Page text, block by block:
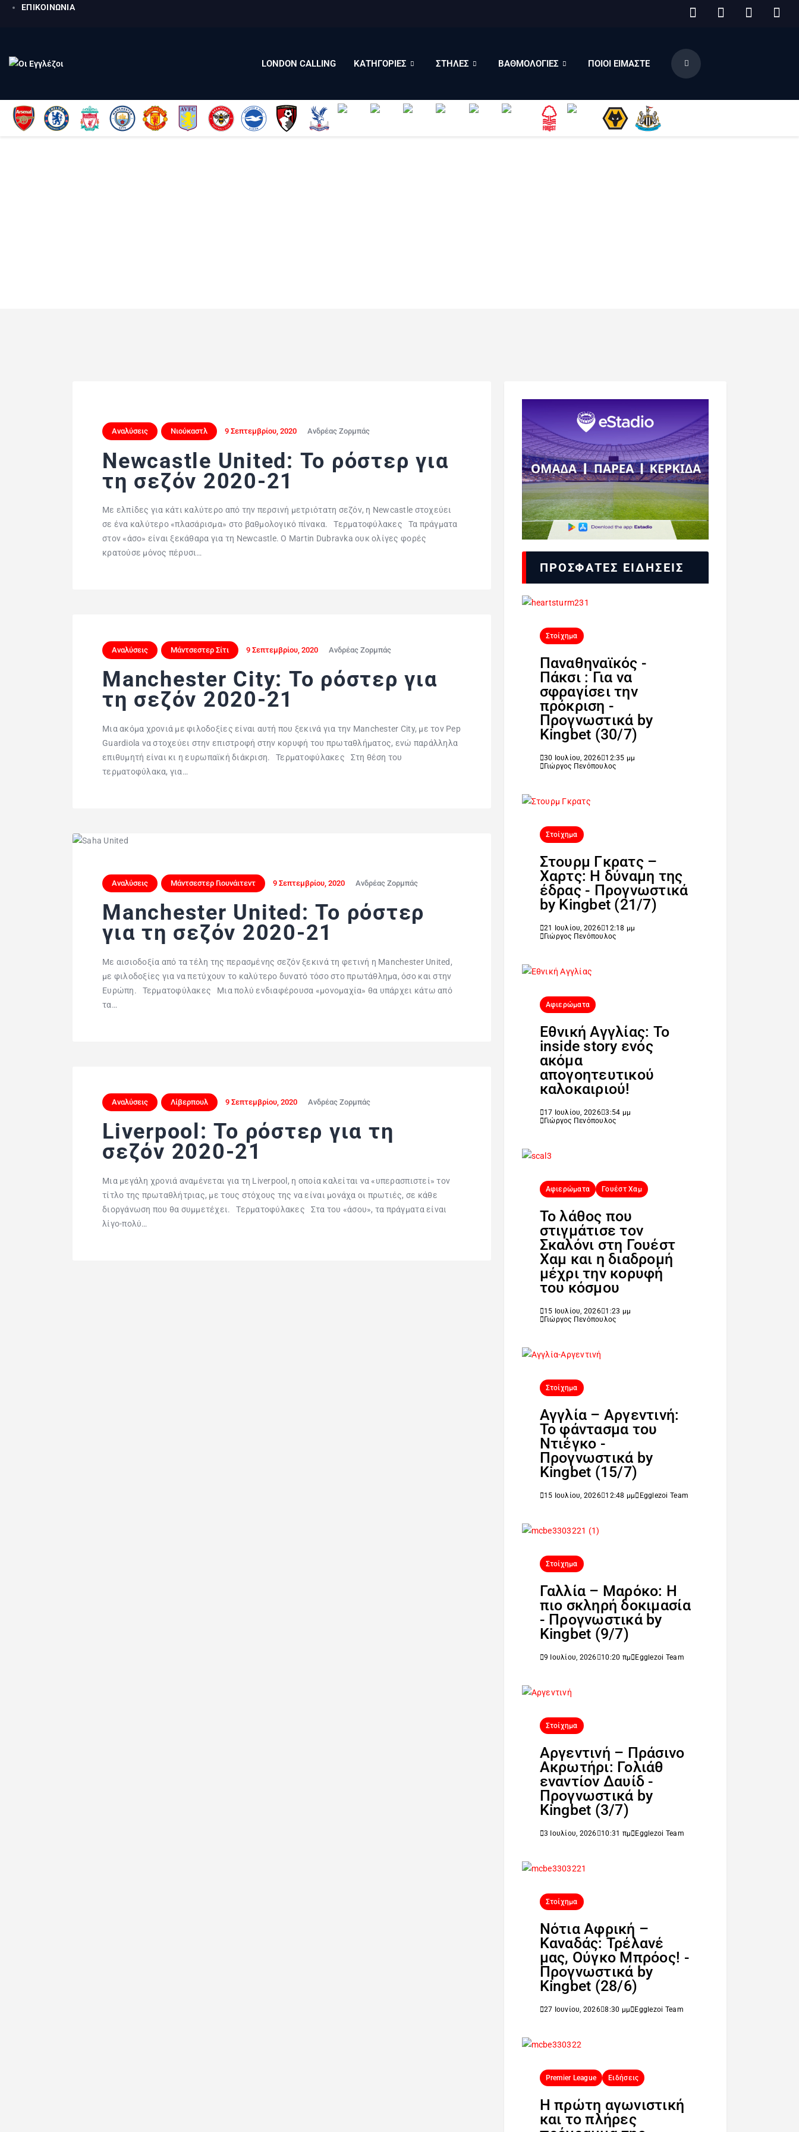
ΕΠΙΚΟΙΝΩΝΙΑ
LONDON CALLING ΚΑΤΗΓΟΡΙΕΣ ΣΤΗΛΕΣ ΒΑΘΜΟΛΟΓΙΕΣ ΠΟΙΟΙ ΕΙΜΑΣΤΕ
ΒΑΘΜΟΛΟΓΙΕΣ
Αναλύσεις Νιούκαστλ 9 Σεπτεμβρίου, 2020 Ανδρέας Ζορμπάς
Newcastle United: Το ρόστερ για
τη σεζόν 2020-21
Με ελπίδες για κάτι καλύτερο από την περσινή μετριότατη σεζόν, η Newcastle στοχεύει
σε ένα καλύτερο «πλασάρισμα» στο βαθμολογικό πίνακα. Τερματοφύλακες Τα πράγματα
στον «άσο» είναι ξεκάθαρα για τη Newcastle. Ο Martin Dubravka ουκ ολίγες φορές
κρατούσε μόνος πέρυσι…
Αναλύσεις Μάντσεστερ Σίτι 9 Σεπτεμβρίου, 2020 Ανδρέας Ζορμπάς
Manchester City: Το ρόστερ για
τη σεζόν 2020-21
Μια ακόμα χρονιά με φιλοδοξίες είναι αυτή που ξεκινά για την Manchester City, με τον Pep
Guardiola να στοχεύει στην επιστροφή στην κορυφή του πρωταθλήματος, ενώ παράλληλα
επιθυμητή είναι κι η ευρωπαϊκή διάκριση. Τερματοφύλακες Στη θέση του
τερματοφύλακα, για…
Αναλύσεις Μάντσεστερ Γιουνάιτεντ 9 Σεπτεμβρίου, 2020 Ανδρέας Ζορμπάς
Manchester United: Το ρόστερ
για τη σεζόν 2020-21
Με αισιοδοξία από τα τέλη της περασμένης σεζόν ξεκινά τη φετινή η Manchester United,
με φιλοδοξίες για να πετύχουν το καλύτερο δυνατό τόσο στο πρωτάθλημα, όσο και στην
Ευρώπη. Τερματοφύλακες Μια πολύ ενδιαφέρουσα «μονομαχία» θα υπάρχει κάτω από
τα…
Αναλύσεις Λίβερπουλ 9 Σεπτεμβρίου, 2020 Ανδρέας Ζορμπάς
Liverpool: Το ρόστερ για τη
σεζόν 2020-21
Μια μεγάλη χρονιά αναμένεται για τη Liverpool, η οποία καλείται να «υπερασπιστεί» τον
τίτλο της πρωταθλήτριας, με τους στόχους της να είναι μονάχα οι πρωτιές, σε κάθε
διοργάνωση που θα συμμετέχει. Τερματοφύλακες Στα του «άσου», τα πράγματα είναι
λίγο-πολύ…
ΠΡΟΣΦΑΤΕΣ ΕΙΔΗΣΕΙΣ
Στοίχημα
Παναθηναϊκός -
Πάκσι : Για να
σφραγίσει την
πρόκριση -
Προγνωστικά by
Kingbet (30/7)
30 Ιουλίου, 2026 12:35 μμ
Γιώργος Πενόπουλος
Στοίχημα
Στουρμ Γκρατς –
Χαρτς: Η δύναμη της
έδρας - Προγνωστικά
by Kingbet (21/7)
21 Ιουλίου, 2026 12:18 μμ
Γιώργος Πενόπουλος
Αφιερώματα
Εθνική Αγγλίας: Το
inside story ενός
ακόμα
απογοητευτικού
καλοκαιριού!
17 Ιουλίου, 2026 3:54 μμ
Γιώργος Πενόπουλος
Αφιερώματα Γουέστ Χαμ
Το λάθος που
στιγμάτισε τον
Σκαλόνι στη Γουέστ
Χαμ και η διαδρομή
μέχρι την κορυφή
του κόσμου
15 Ιουλίου, 2026 1:23 μμ
Γιώργος Πενόπουλος
Στοίχημα
Αγγλία – Αργεντινή:
Το φάντασμα του
Ντιέγκο -
Προγνωστικά by
Kingbet (15/7)
15 Ιουλίου, 2026 12:48 μμ Egglezoi Team
Στοίχημα
Γαλλία – Μαρόκο: Η
πιο σκληρή δοκιμασία
- Προγνωστικά by
Kingbet (9/7)
9 Ιουλίου, 2026 10:20 πμ Egglezoi Team
Στοίχημα
Αργεντινή – Πράσινο
Ακρωτήρι: Γολιάθ
εναντίον Δαυίδ -
Προγνωστικά by
Kingbet (3/7)
3 Ιουλίου, 2026 10:31 πμ Egglezoi Team
Στοίχημα
Νότια Αφρική –
Καναδάς: Τρέλανέ
μας, Ούγκο Μπρόος! -
Προγνωστικά by
Kingbet (28/6)
27 Ιουνίου, 2026 8:30 μμ Egglezoi Team
Premier League Ειδήσεις
H πρώτη αγωνιστική
και το πλήρες